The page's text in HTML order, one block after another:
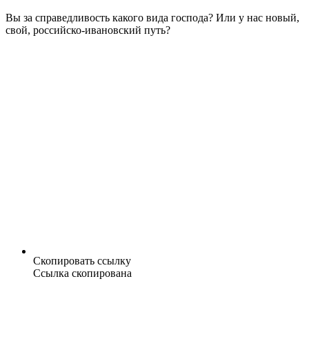
Вы за справедливость какого вида господа? Или у нас новый,
свой, российско-ивановский путь?
Скопировать ссылку
Ссылка скопирована